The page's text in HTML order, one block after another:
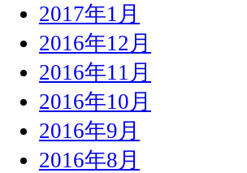
2017年1月
2016年12月
2016年11月
2016年10月
2016年9月
2016年8月